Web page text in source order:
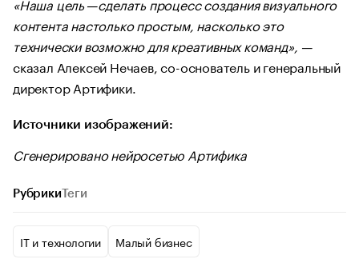
контента настолько простым, насколько это
технически возможно для креативных команд», —
сказал Алексей Нечаев, со-основатель и генеральный
директор Артифики.
Источники изображений:
Сгенерировано нейросетью Артифика
Рубрики Теги
IT и технологии Малый бизнес